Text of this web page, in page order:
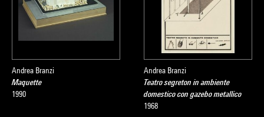
Andrea Branzi
Maquette
1990
Andrea Branzi
Teatro segreton in ambiente
domestico con gazebo metallico
1968